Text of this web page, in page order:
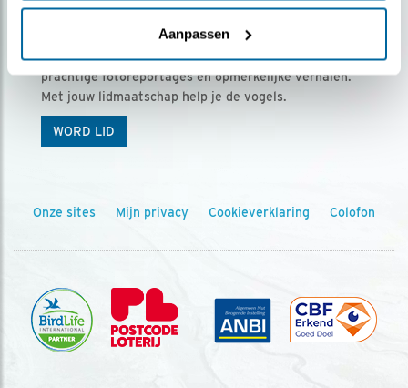
Aanpassen
Ontvang 5 x Vogels voor € 36,00 per jaar
Vogels is het tijdschrift voor onze leden, met
prachtige fotoreportages en opmerkelijke verhalen.
Met jouw lidmaatschap help je de vogels.
WORD LID
Onze sites Mijn privacy Cookieverklaring Colofon